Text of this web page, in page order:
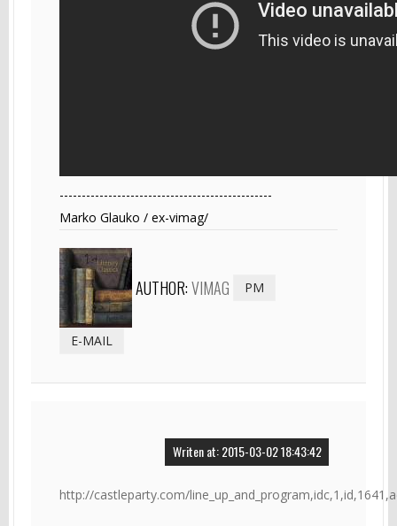
------------------------------------------------
Marko Glauko / ex-vimag/
AUTHOR:VIMAG PM
E-MAIL
Writen at: 2015-03-02 18:43:42
http://castleparty.com/